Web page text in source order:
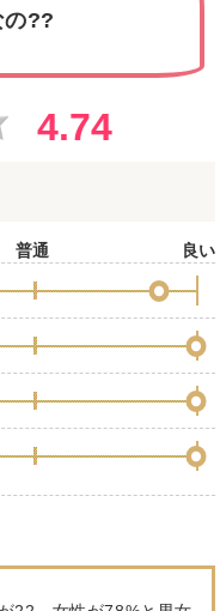
の??
4.74
普通 良い